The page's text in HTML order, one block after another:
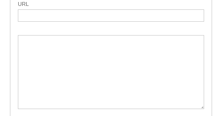
URL